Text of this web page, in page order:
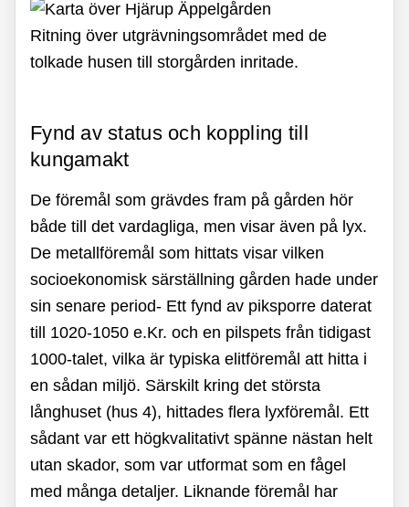
Ritning över utgrävningsområdet med de
tolkade husen till storgården inritade.
Fynd av status och koppling till
kungamakt
De föremål som grävdes fram på gården hör
både till det vardagliga, men visar även på lyx.
De metallföremål som hittats visar vilken
socioekonomisk särställning gården hade under
sin senare period- Ett fynd av piksporre daterat
till 1020-1050 e.Kr. och en pilspets från tidigast
1000-talet, vilka är typiska elitföremål att hitta i
en sådan miljö. Särskilt kring det största
långhuset (hus 4), hittades flera lyxföremål. Ett
sådant var ett högkvalitativt spänne nästan helt
utan skador, som var utformat som en fågel
med många detaljer. Liknande föremål har